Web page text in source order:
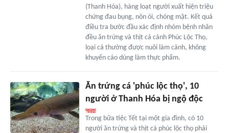
(Thanh Hóa), hàng loạt người xuất hiện triệu
chứng đau bụng, nôn ói, chóng mặt. Kết quả
điều tra bước đầu xác định nhóm bệnh nhân
đều ăn trứng và thịt cá cảnh Phúc Lộc Thọ,
loại cá thường được nuôi làm cảnh, không
khuyến cáo dùng làm thực phẩm.
Ăn trứng cá 'phúc lộc thọ', 10
người ở Thanh Hóa bị ngộ độc
Trong bữa tiệc Tết tại một gia đình, có 10
người ăn trứng và thịt cá phúc lộc thọ phải